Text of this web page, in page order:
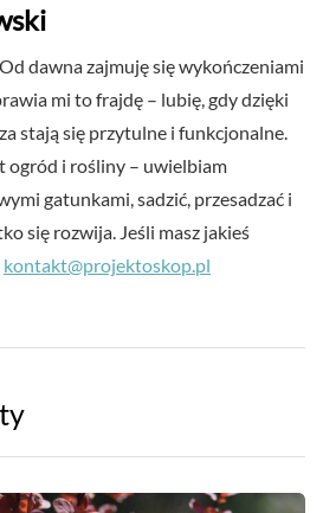
dawna zajmuję się wykończeniami
mi to frajdę – lubię, gdy dzięki
stają się przytulne i funkcjonalne.
ogród i rośliny – uwielbiam
gatunkami, sadzić, przesadzać i
się rozwija. Jeśli masz jakieś
kontakt@projektoskop.pl